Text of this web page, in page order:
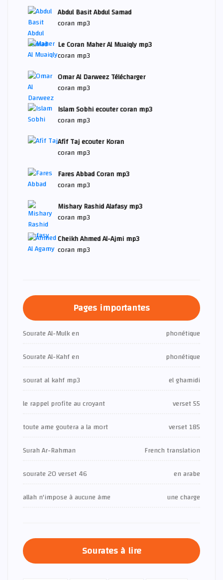
Abdul Basit Abdul Samad
coran mp3
Le Coran Maher Al Muaiqly mp3
coran mp3
Omar Al Darweez Télécharger
coran mp3
Islam Sobhi ecouter coran mp3
coran mp3
Afif Taj ecouter Koran
coran mp3
Fares Abbad Coran mp3
coran mp3
Mishary Rashid Alafasy mp3
coran mp3
Cheikh Ahmed Al-Ajmi mp3
coran mp3
Pages importantes
Sourate Al-Mulk en
phonétique
Sourate Al-Kahf en
phonétique
sourat al kahf mp3
el ghamidi
le rappel profite au croyant
verset 55
toute ame goutera a la mort
verset 185
Surah Ar-Rahman
French translation
sourate 20 verset 46
en arabe
allah n'impose à aucune âme
une charge
Sourates à lire